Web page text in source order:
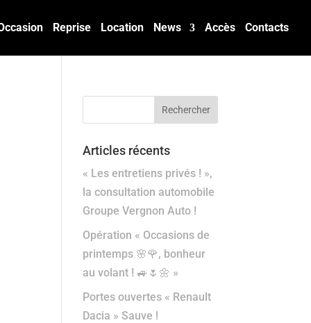
Reprise Location News Accès Contacts
Articles récents
« Les entretiens privés ! »,
la consultation automobile
Groupe Vergnon Auto !
Opération « Occasions de
printemps 🌸🌹, bonheur
au volant ! 🚙🌷🌼 »
Portes ouvertes « Renault
Dacia » Sauve !